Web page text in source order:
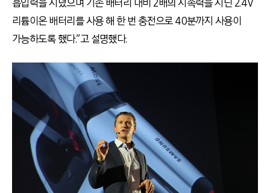
흡입력을 지녔으며 기존 배터리 대비 2배의 지속력을 지닌 2.4V
리튬이온 배터리를 사용 해 한 번 충전으로 40분까지 사용이
가능하도록 했다.”고 설명했다.